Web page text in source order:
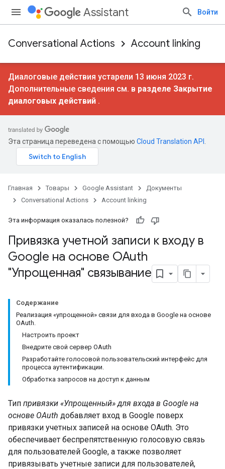
Assistant Войти
Conversational Actions Account linking
Диалоговые действия устарели 13 июня 2023 г.
Дополнительные сведения см. в разделе Закрытие
диалоговых действий .
Эта страница переведена с помощью Cloud Translation API
Главная Товары Google Assistant
Документы
Conversational Actions
Account linking
Эта информация оказалась полезной?
Привязка учетной записи к входу в
Google на основе OAuth
"Упрощенная" связывание
Содержание
Реализация «упрощенной» связи для входа в Google на основе
OAuth.
Настроить проект
Внедрите свой сервер OAuth
Разработайте голосовой пользовательский интерфейс для
процесса аутентификации.
Обработка запросов на доступ к данным
Тип привязки «Упрощенный» для входа в Google на
основе OAuth добавляет вход в Google поверх
привязки учетных записей на основе OAuth. Это
обеспечивает беспрепятственную голосовую связь
для пользователей Google, а также позволяет
привязывать учетные записи для пользователей,